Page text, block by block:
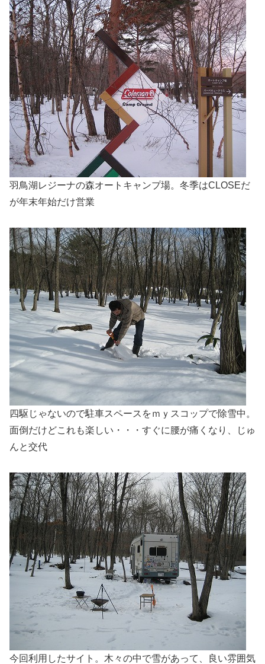
羽鳥湖レジーナの森オートキャンプ場。冬季はCLOSEだ
が年末年始だけ営業
四駆じゃないので駐車スペースをｍｙスコップで除雪中。
面倒だけどこれも楽しい・・・すぐに腰が痛くなり、じゅ
んと交代
今回利用したサイト。木々の中で雪があって、良い雰囲気